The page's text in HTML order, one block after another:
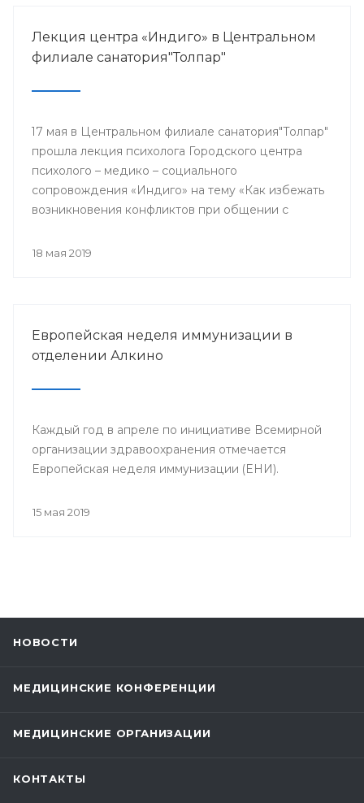
Лекция центра «Индиго» в Центральном
филиале санатория"Толпар"
17 мая в Центральном филиале санатория"Толпар"
прошла лекция психолога Городского центра
психолого – медико – социального
сопровождения «Индиго» на тему «Как избежать
возникновения конфликтов при общении с
18 мая 2019
Европейская неделя иммунизации в
отделении Алкино
Каждый год в апреле по инициативе Всемирной
организации здравоохранения отмечается
Европейская неделя иммунизации (ЕНИ).
15 мая 2019
НОВОСТИ
МЕДИЦИНСКИЕ КОНФЕРЕНЦИИ
МЕДИЦИНСКИЕ ОРГАНИЗАЦИИ
КОНТАКТЫ